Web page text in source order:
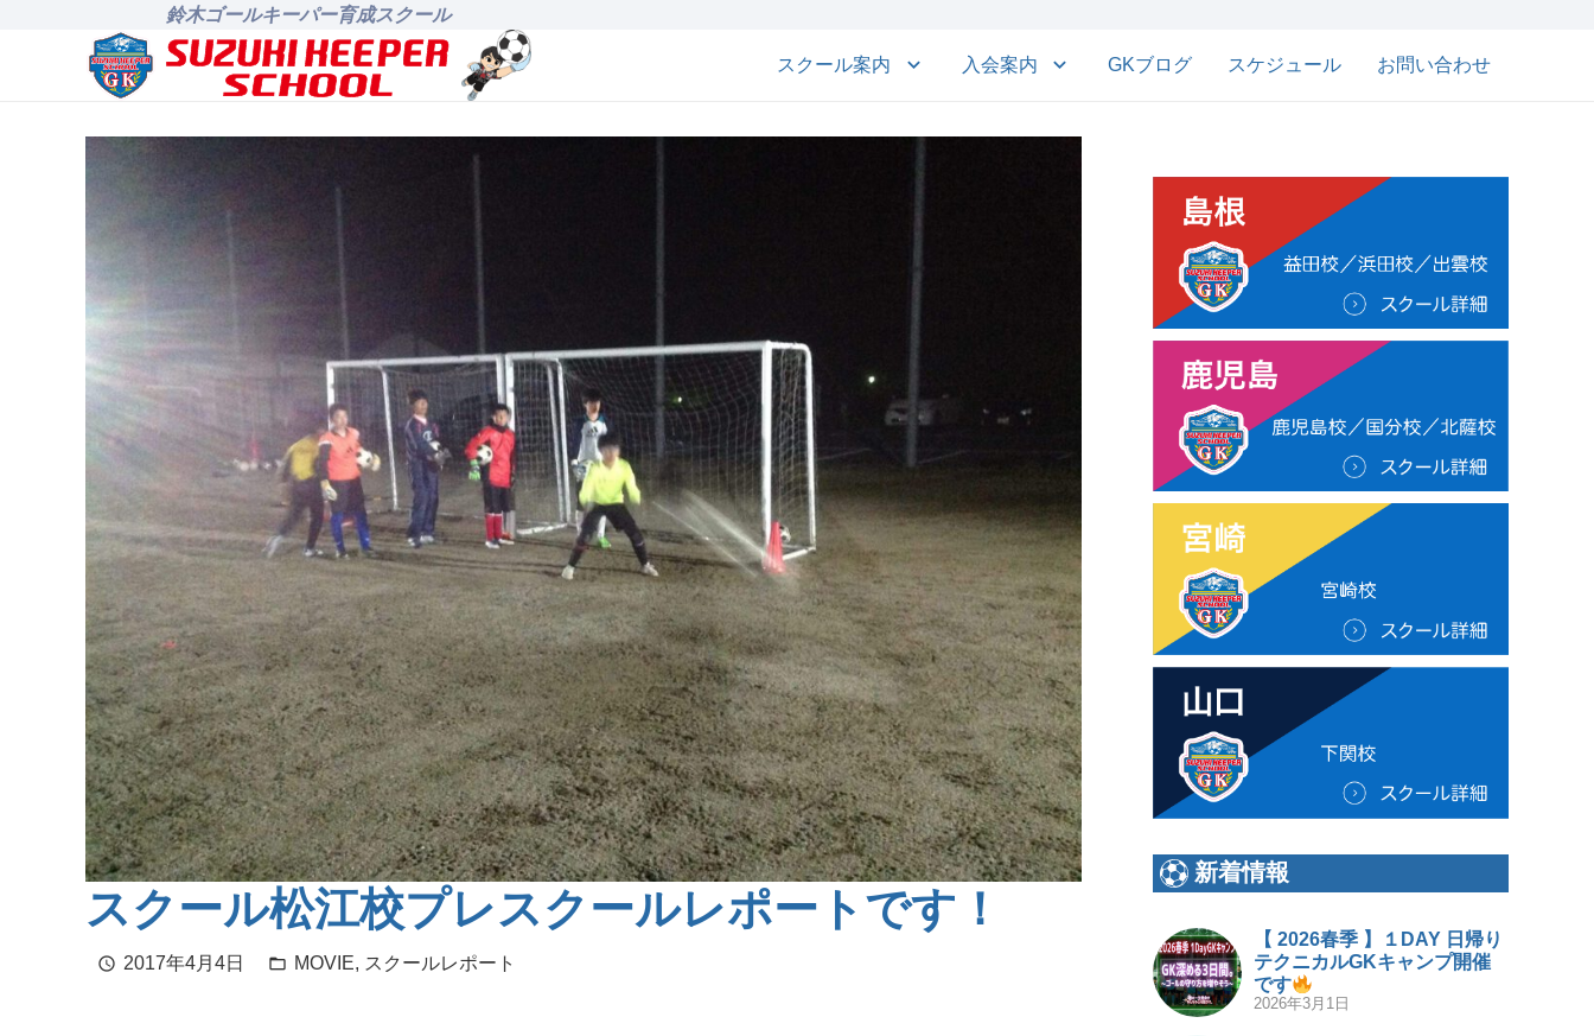
鈴木ゴールキーパー育成スクール
スクール案内 入会案内 GKブログ スケジュール お問い合わせ
スクール松江校プレスクールレポートです！
schedule 2017年4月4日 folder_open MOVIE, スクールレポート
新着情報
【 2026春季 】１DAY 日帰り
テクニカルGKキャンプ開催
です
2026年3月1日